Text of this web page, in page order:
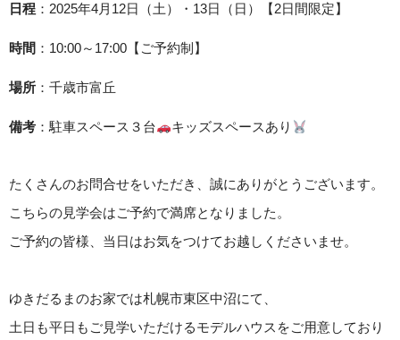
日程 ：2025年4月12日（土）・13日（日）【2日間限定】
時間 ：10:00～17:00【ご予約制】
場所 ：千歳市富丘
備考 ：駐車スペース３台 キッズスペースあり
たくさんのお問合せをいただき、誠にありがとうございます。
こちらの見学会はご予約で満席となりました。
ご予約の皆様、当日はお気をつけてお越しくださいませ。
ゆきだるまのお家では札幌市東区中沼にて、
土日も平日もご見学いただけるモデルハウスをご用意しており